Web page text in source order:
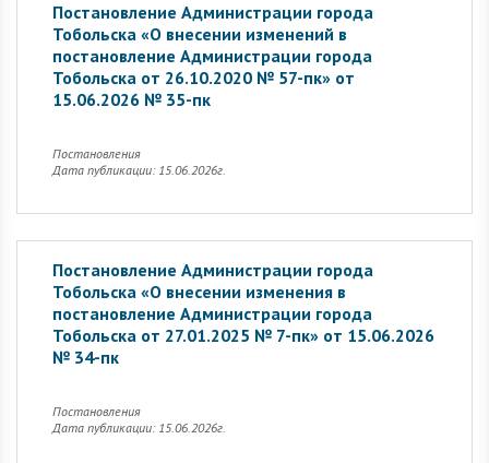
Постановление Администрации города
Тобольска «О внесении изменений в
постановление Администрации города
Тобольска от 26.10.2020 № 57-пк» от
15.06.2026 № 35-пк
Постановления
Дата публикации: 15.06.2026г.
Постановление Администрации города
Тобольска «О внесении изменения в
постановление Администрации города
Тобольска от 27.01.2025 № 7-пк» от 15.06.2026
№ 34-пк
Постановления
Дата публикации: 15.06.2026г.